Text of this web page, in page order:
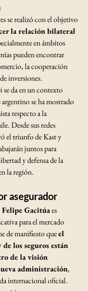
se realizó con el objetivo
la relación bilateral
en ámbitos
pueden encontrar
la cooperación
inversiones.
da en un contexto
se ha mostrado
respecto a la
Desde sus redes
el triunfo de Kast y
juntos para
y defensa de la
la región.
asegurador
Felipe Gacitúa es
para el mercado
de manifiesto que el
los seguros están
de la visión
administración,
internacional oficial.